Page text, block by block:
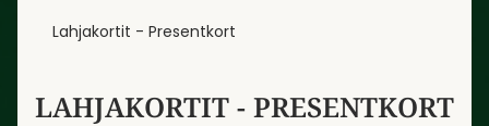
Lahjakortit - Presentkort
LAHJAKORTIT - PRESENTKORT